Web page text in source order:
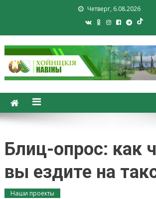
Четверг, 6.08.2026
Хойники.
Новости Хойник.
Блиц-опрос: как
вы ездите на
Наши проекты